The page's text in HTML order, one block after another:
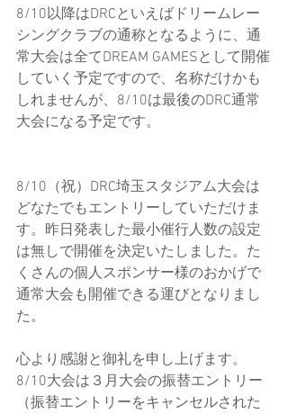
8/10以降はDRCといえばドリームレー
シングクラブの通称となるように、通
常大会は全てDREAM GAMESとして開催
していく予定ですので、名称だけかも
しれませんが、8/10は最後のDRC通常
大会になる予定です。
8/10（祝）DRC埼玉スタジアム大会は
どなたでもエントリーしていただけま
す。昨日発表した最小催行人数の設定
は無しで開催を決定いたしました。た
くさんの個人スポンサー様のおかげで
通常大会も開催できる運びとなりまし
た。
心より感謝と御礼を申し上げます。
8/10大会は３月大会の振替エントリー
（振替エントリーをキャンセルされた